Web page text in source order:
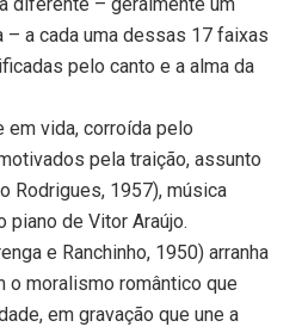
a cada uma dessas 17 faixas
pelo canto e a alma da
em vida, corroída pelo
pela traição, assunto
Rodrigues, 1957), música
piano de Vitor Araújo.
e Ranchinho, 1950) arranha
o moralismo romântico que
em gravação que une a